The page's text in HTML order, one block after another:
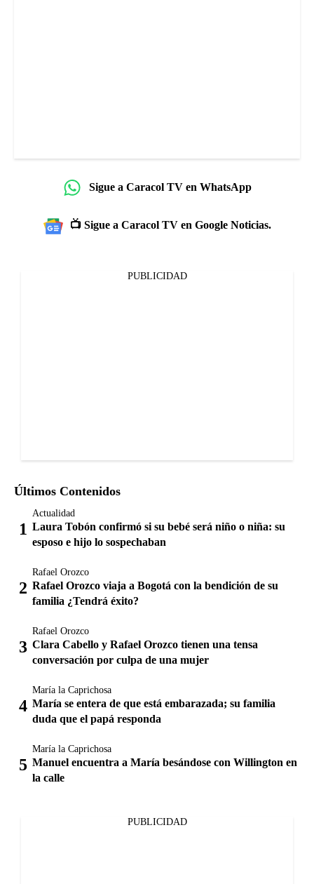
Sigue a Caracol TV en WhatsApp
📺 Sigue a Caracol TV en Google Noticias.
PUBLICIDAD
Últimos Contenidos
Actualidad
Laura Tobón confirmó si su bebé será niño o niña: su
esposo e hijo lo sospechaban
Rafael Orozco
Rafael Orozco viaja a Bogotá con la bendición de su
familia ¿Tendrá éxito?
Rafael Orozco
Clara Cabello y Rafael Orozco tienen una tensa
conversación por culpa de una mujer
María la Caprichosa
María se entera de que está embarazada; su familia
duda que el papá responda
María la Caprichosa
Manuel encuentra a María besándose con Willington en
la calle
PUBLICIDAD